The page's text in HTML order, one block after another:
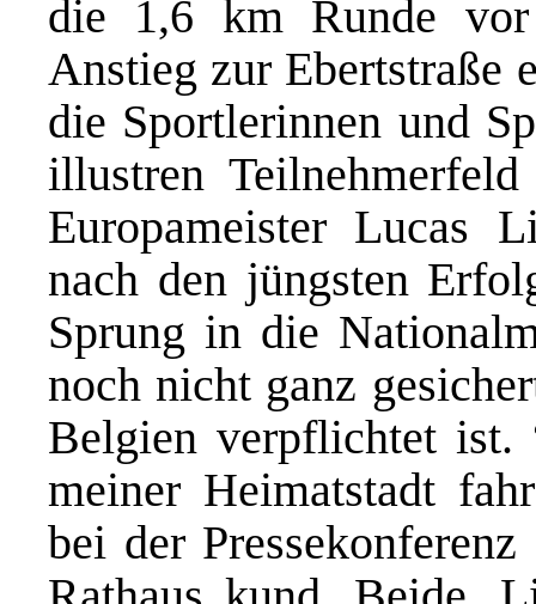
die 1,6 km Runde
Anstieg zur Ebertstraße
die Sportlerinnen und
illustren
Europameister Lucas
nach den jüngsten
Sprung in die
noch nicht ganz
Belgien verpflichtet ist.
meiner Heimatstadt
bei der